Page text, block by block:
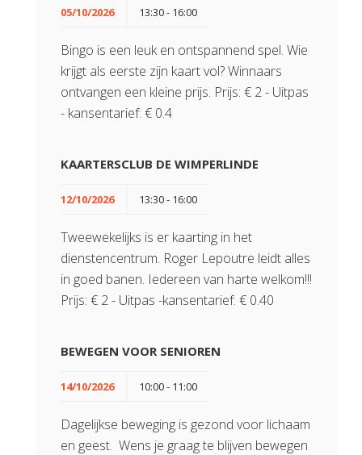
05/10/2026 13:30 - 16:00
Bingo is een leuk en ontspannend spel. Wie
krijgt als eerste zijn kaart vol? Winnaars
ontvangen een kleine prijs. Prijs: € 2 - Uitpas
- kansentarief: € 0.4
KAARTERSCLUB DE WIMPERLINDE
12/10/2026 13:30 - 16:00
Tweewekelijks is er kaarting in het
dienstencentrum. Roger Lepoutre leidt alles
in goed banen. Iedereen van harte welkom!!!
Prijs: € 2 - Uitpas -kansentarief: € 0.40
BEWEGEN VOOR SENIOREN
14/10/2026 10:00 - 11:00
Dagelijkse beweging is gezond voor lichaam
en geest. Wens je graag te blijven bewegen